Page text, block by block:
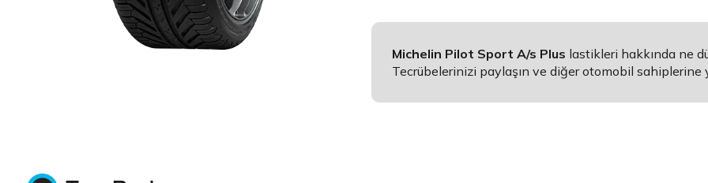
Michelin Pilot Sport A/s Plus lastikleri hakkında ne
Tecrübelerinizi paylaşın ve diğer otomobil sahiplerine